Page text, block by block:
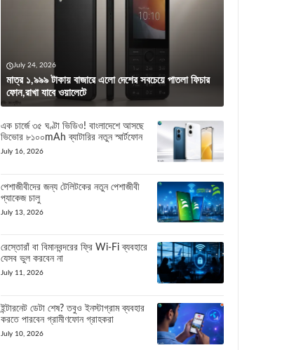
July 24, 2026
মাত্র ১,৯৯৯ টাকায় বাজারে এলো দেশের সবচেয়ে পাতলা ফিচার
ফোন,রাখা যাবে ওয়ালেটে
এক চার্জে ৩৫ ঘণ্টা ভিডিও! বাংলাদেশে আসছে
ভিভোর ৮১০০mAh ব্যাটারির নতুন স্মার্টফোন
July 16, 2026
পেশাজীবীদের জন্য টেলিটকের নতুন পেশাজীবী
প্যাকেজ চালু
July 13, 2026
রেস্তোরাঁ বা বিমানবন্দরের ফ্রি Wi-Fi ব্যবহারে
যেসব ভুল করবেন না
July 11, 2026
ইন্টারনেট ডেটা শেষ? তবুও ইনস্টাগ্রাম ব্যবহার
করতে পারবেন গ্রামীণফোন গ্রাহকরা
July 10, 2026